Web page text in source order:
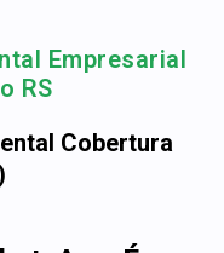
Empresarial
RS
Cobertura